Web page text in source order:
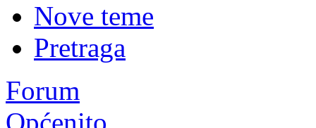
Nove teme
Pretraga
Forum